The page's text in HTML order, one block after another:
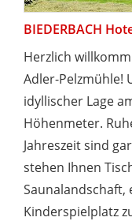
BIEDERBACH
Herzlich
Adler-Pelzmühle!
idyllischer Lage
Höhenmeter.
Jahreszeit sind
stehen Ihnen
Saunalandschaft,
Kinderspielplatz